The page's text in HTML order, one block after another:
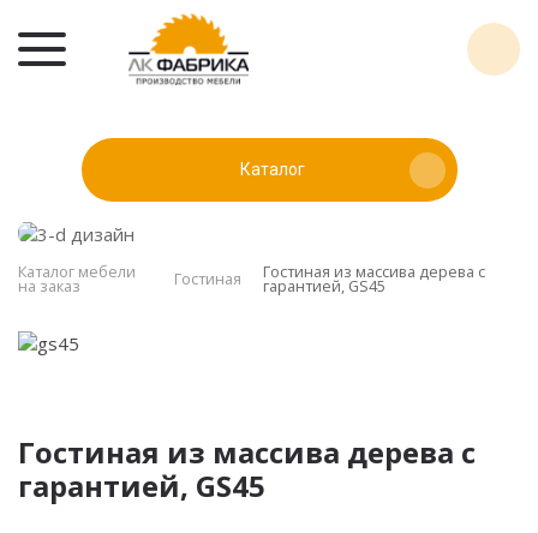
Каталог
Каталог мебели
на заказ Гостиная Гостиная из массива дерева с
гарантией, GS45
Гостиная из массива дерева с
гарантией, GS45